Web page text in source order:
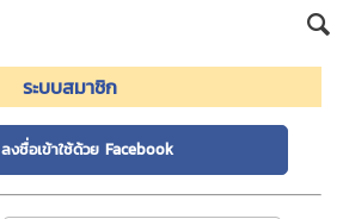
ระบบสมาชิก
ลงชื่อเข้าใช้ด้วย Facebook